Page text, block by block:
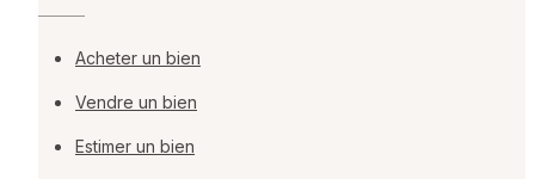
Acheter un bien
Vendre un bien
Estimer un bien